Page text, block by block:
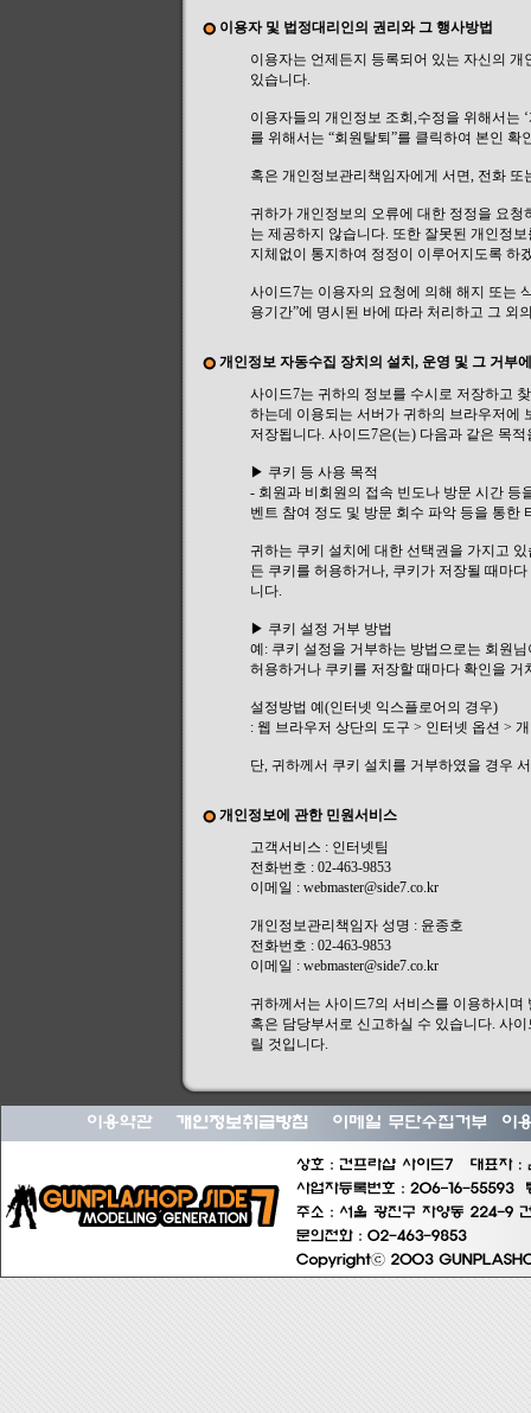
이용자 및 법정대리인의 권리와 그 행사방법
이용자는 언제든지 등록되어 있는 자신의
있습니다.
이용자들의 개인정보 조회,수정을 위해서는
를 위해서는 “회원탈퇴”를 클릭하여 본인
혹은 개인정보관리책임자에게 서면, 전화
귀하가 개인정보의 오류에 대한 정정을 요
는 제공하지 않습니다. 또한 잘못된 개인정
지체없이 통지하여 정정이 이루어지도록 하
사이드7는 이용자의 요청에 의해 해지 또는
용기간”에 명시된 바에 따라 처리하고 그 외
개인정보 자동수집 장치의 설치, 운영 및 그 거부
사이드7는 귀하의 정보를 수시로 저장하고
하는데 이용되는 서버가 귀하의 브라우저에
저장됩니다. 사이드7은(는) 다음과 같은 목
▶ 쿠키 등 사용 목적
- 회원과 비회원의 접속 빈도나 방문 시간 등
벤트 참여 정도 및 방문 회수 파악 등을 통한
귀하는 쿠키 설치에 대한 선택권을 가지고
든 쿠키를 허용하거나, 쿠키가 저장될 때마
니다.
▶ 쿠키 설정 거부 방법
예: 쿠키 설정을 거부하는 방법으로는 회원
허용하거나 쿠키를 저장할 때마다 확인을
설정방법 예(인터넷 익스플로어의 경우)
: 웹 브라우저 상단의 도구 > 인터넷 옵션 >
단, 귀하께서 쿠키 설치를 거부하였을 경우
개인정보에 관한 민원서비스
고객서비스 : 인터넷팀
전화번호 : 02-463-9853
이메일 : webmaster@side7.co.kr
개인정보관리책임자 성명 : 윤종호
전화번호 : 02-463-9853
이메일 : webmaster@side7.co.kr
귀하께서는 사이드7의 서비스를 이용하시
혹은 담당부서로 신고하실 수 있습니다. 사
릴 것입니다.